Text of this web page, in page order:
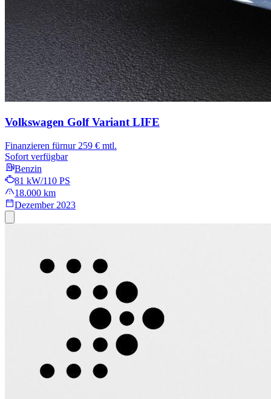
Volkswagen Golf Variant LIFE
Finanzieren fürnur 259 € mtl.
Sofort verfügbar
Benzin
81 kW/110 PS
18.000 km
Dezember 2023